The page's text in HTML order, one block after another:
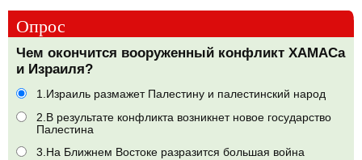
Опрос
Чем окончится вооруженный конфликт ХАМАСа
и Израиля?
1.Израиль размажет Палестину и палестинский народ
2.В результате конфликта возникнет новое государство
Палестина
3.На Ближнем Востоке разразится большая война